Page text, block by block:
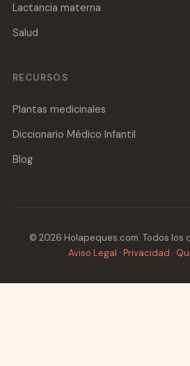
Lactancia materna
Salud
RECURSOS
Plantas medicinales
Diccionario Médico Infantil
Blog
© 2026 Holapeques.com. Todos los
Aviso Legal · Privacidad ·